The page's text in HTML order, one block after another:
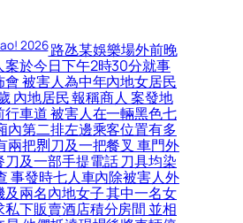
2026路氹某娛樂場外前晚
案於今日下午2時30分就事
被害人為中年內地女居民
內地居民 報稱商人 案發地
車道 被害人在一輛黑色七
內第二排左邊乘客位置有多
兩把𠝹刀及一把餐叉 車門外
及一部手提電話 刀具均染
事發時七人車內除被害人外
兩名內地女子 其中一名女
下販賣酒店積分房間 並相